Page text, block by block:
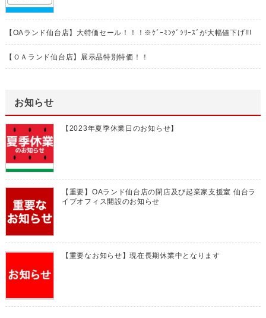
【OAランド仙台店】大特価セール！！！※ｹﾞｰﾐﾝｸﾞｼﾘｰｽﾞが大幅値下げ!!!
【ＯＡランド仙台店】展示品特別特価！！
お知らせ
【2023年夏季休業日のお知らせ】
【重要】OAランド仙台店の閉店及び起業家支援室 仙台ラ
イブオフィス開設のお知らせ
【重要なお知らせ】現在長期休業中となります